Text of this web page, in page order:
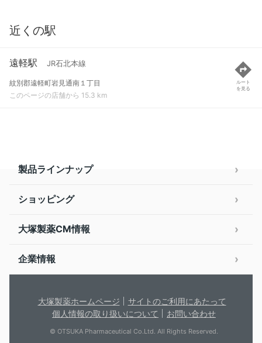
近くの駅
遠軽駅 JR石北本線
紋別郡遠軽町岩見通南１丁目
このページの店舗から 15.3 km
ルート
を見る
製品ラインナップ
ショッピング
大塚製薬CM情報
企業情報
大塚製薬ホームページ
サイトのご利用にあたって
個人情報の取り扱いについて
お問い合わせ
© OTSUKA Pharmaceutical Co.Ltd. All Rights Reserved.